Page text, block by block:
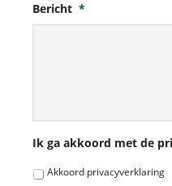
Bericht *
Ik ga akkoord met de
Akkoord privacyverklaring